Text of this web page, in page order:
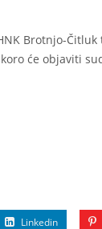
Brotnjo-
će objaviti
Linkedin